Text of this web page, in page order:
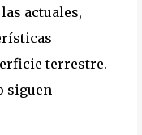
actuales,
terrestre.
siguen